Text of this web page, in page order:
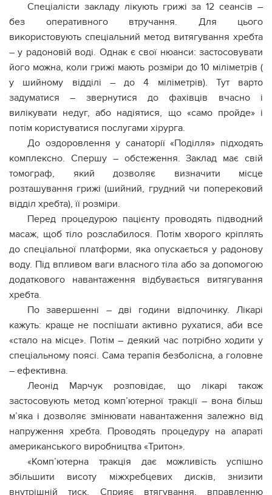
Спеціалісти закладу лікують грижі за 12 сеансів –
без оперативного втручання. Для цього
використовують спеціальний метод витягування хребта
– у радоновій воді. Однак є свої нюанси: застосовувати
його можна, коли грижі мають розміри до 10 міліметрів (
у шийному відділі – до 4 міліметрів). Тут варто
задуматися – звернутися до фахівців вчасно і
вилікувати недуг, або надіятися, що «само пройде» і
потім користуватися послугами хірурга.
До оздоровлення у санаторії «Поділля» підходять
комплексно. Спершу – обстеження. Заклад має свій
томограф, який дозволяє визначити місце
розташування грижі (шийний, грудний чи поперековий
відділ хребта), її розміри.
Перед процедурою пацієнту проводять підводний
масаж, щоб тіло розслабилося. Потім хворого кріплять
до спеціальної платформи, яка опускається у радонову
воду. Під впливом ваги власного тіла або за допомогою
додаткового навантаження відбувається витягування
хребта.
По завершенні – дві години відпочинку. Лікарі
кажуть: краще не поспішати активно рухатися, аби все
«стало на місце». Потім – деякий час потрібно ходити у
спеціальному поясі. Сама терапія безболісна, а головне
– ефективна.
Леонід Марчук розповідає, що лікарі також
застосовують метод комп’ютерної тракції – вона більш
м’яка і дозволяє змінювати навантаження залежно від
напруження хребта. Проводять процедуру на апараті
американського виробництва «Тритон».
«Комп’ютерна тракція дає можливість успішно
збільшити висоту міжхребцевих дисків, знизити
внутрішній тиск. Сприяє втягування, вправленню